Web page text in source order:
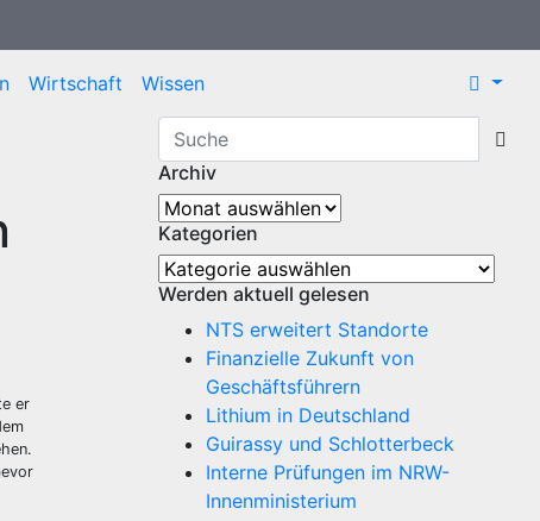
Wirtschaft
Wissen
er
Archiv
Archiv
Kategorien
Kategorien
Werden aktuell gelesen
NTS erweitert Standorte
Finanzielle Zukunft von
Geschäftsführern
Lithium in Deutschland
Guirassy und Schlotterbeck
Interne Prüfungen im NRW-
Innenministerium